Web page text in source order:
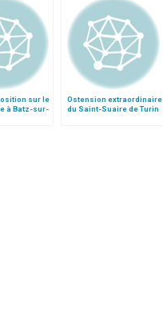
sur le
à Batz-sur-
Ostension extraordinaire
du Saint-Suaire de Turin